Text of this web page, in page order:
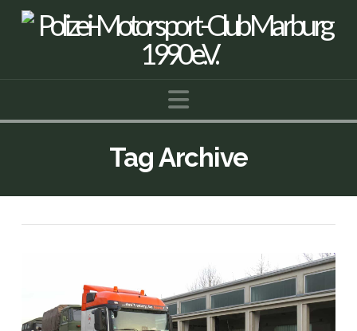
Navigation
Tag Archive